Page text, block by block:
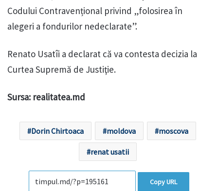
Codului Contravențional privind „folosirea în
alegeri a fondurilor nedeclarate”.
Renato Usatîi a declarat că va contesta decizia la
Curtea Supremă de Justiţie.
Sursa: realitatea.md
Dorin Chirtoaca moldova moscova
renat usatii
Copy URL